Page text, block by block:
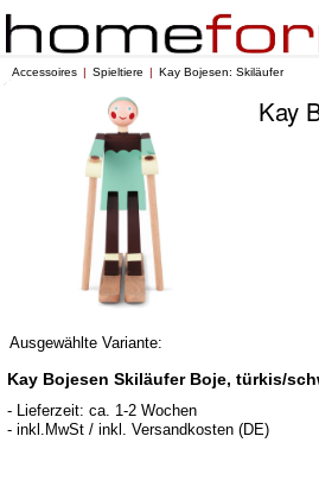
Accessoires Spieltiere Kay Bojesen: Skiläufer
Kay
Ausgewählte Variante:
Kay Bojesen Skiläufer Boje, türkis/
- Lieferzeit: ca. 1-2 Wochen
- inkl.MwSt / inkl. Versandkosten (DE)